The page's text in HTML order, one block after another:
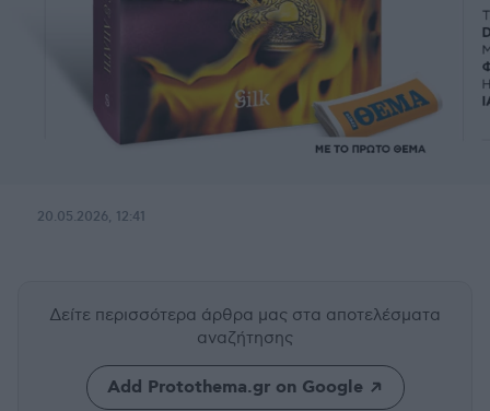
20.05.2026, 12:41
Δείτε περισσότερα άρθρα μας στα αποτελέσματα
αναζήτησης
Add Protothema.gr on Google